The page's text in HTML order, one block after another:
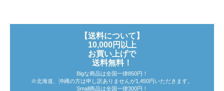
【送料について】
10,000円以上
お買い上げで
送料無料！
Bigな商品は全国一律850円！
※北海道、沖縄の方は申し訳ありませんが1,450円いただきます。
Small商品は全国一律300円！